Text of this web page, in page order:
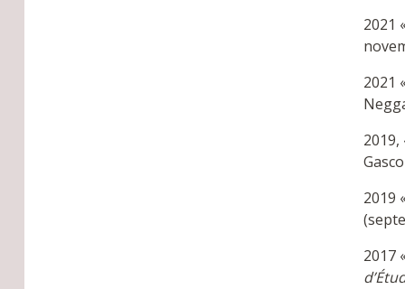
2021
2021
2019,
2019
2017